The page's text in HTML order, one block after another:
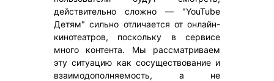
действительно сложно — "YouTube
Детям" сильно отличается от онлайн-
кинотеатров, поскольку в сервисе
много контента. Мы рассматриваем
эту ситуацию как сосуществование и
взаимодополняемость, а не